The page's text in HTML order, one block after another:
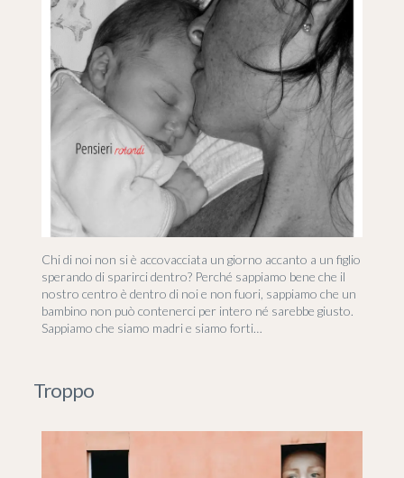
Chi di noi non si è accovacciata un giorno accanto a un figlio
sperando di sparirci dentro? Perché sappiamo bene che il
nostro centro è dentro di noi e non fuori, sappiamo che un
bambino non può contenerci per intero né sarebbe giusto.
Sappiamo che siamo madri e siamo forti…
Troppo